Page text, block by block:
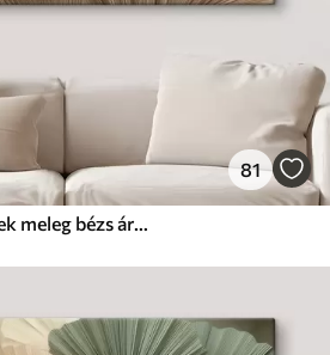
81
Dombornyomott levelek meleg bézs árnyalatokban